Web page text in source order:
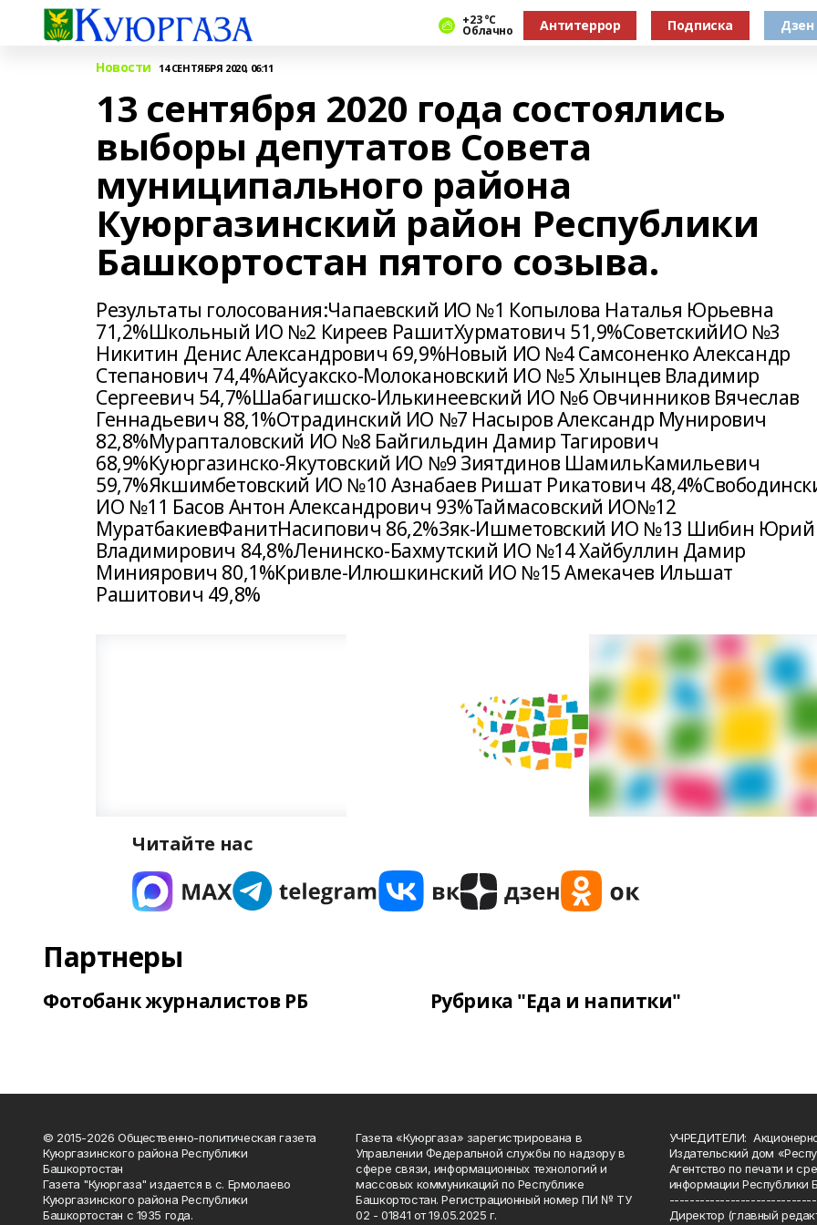
+23 °С
Облачно Антитеррор Подписка Дзен
Новости 14 СЕНТЯБРЯ 2020, 06:11
13 сентября 2020 года состоялись
выборы депутатов Совета
муниципального района
Куюргазинский район Республики
Башкортостан пятого созыва.
Результаты голосования:Чапаевский ИО №1 Копылова Наталья Юрьевна
71,2%Школьный ИО №2 Киреев РашитХурматович 51,9%СоветскийИО №3
Никитин Денис Александрович 69,9%Новый ИО №4 Самсоненко Александр
Степанович 74,4%Айсуакско-Молокановский ИО №5 Хлынцев Владимир
Сергеевич 54,7%Шабагишско-Илькинеевский ИО №6 Овчинников Вячеслав
Геннадьевич 88,1%Отрадинский ИО №7 Насыров Александр Мунирович
82,8%Мурапталовский ИО №8 Байгильдин Дамир Тагирович
68,9%Куюргазинско-Якутовский ИО №9 Зиятдинов ШамильКамильевич
59,7%Якшимбетовский ИО №10 Азнабаев Ришат Рикатович
ИО №11 Басов Антон Александрович 93%Таймасовский ИО№12
МуратбакиевФанитНасипович 86,2%Зяк-Ишметовский ИО №13 Шибин Юрий
Владимирович 84,8%Ленинско-Бахмутский ИО №14 Хайбуллин Дамир
Миниярович 80,1%Кривле-Илюшкинский ИО №15 Амекачев Ильшат
Рашитович 49,8%
Читайте нас
Партнеры
Фотобанк журналистов РБ Рубрика "Еда и напитки"
© 2015-2026 Общественно-политическая газета
Куюргазинского района Республики
Башкортостан
Газета "Куюргаза" издается в с. Ермолаево
Куюргазинского района Республики
Башкортостан с 1935 года.
Газета «Куюргаза» зарегистрирована в
Управлении Федеральной службы по надзору в
сфере связи, информационных технологий и
массовых коммуникаций по Республике
Башкортостан. Регистрационный номер ПИ № ТУ
02 - 01841 от 19.05.2025 г.
УЧРЕДИТЕЛИ:
Издательский дом
Агентство по печати и
информации Республики
Директор (главный